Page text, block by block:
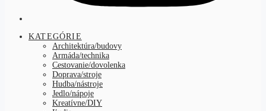
KATEGÓRIE
Architektúra/budovy
Armáda/technika
Cestovanie/dovolenka
Doprava/stroje
Hudba/nástroje
Jedlo/nápoje
Kreatívne/DIY